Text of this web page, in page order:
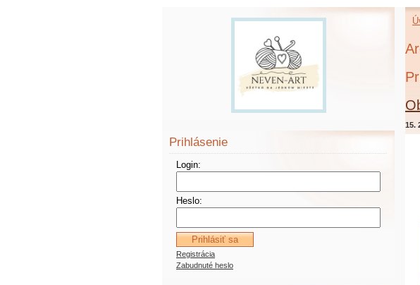
15.
Prihlásenie
Login:
Heslo:
Registrácia
Zabudnuté heslo